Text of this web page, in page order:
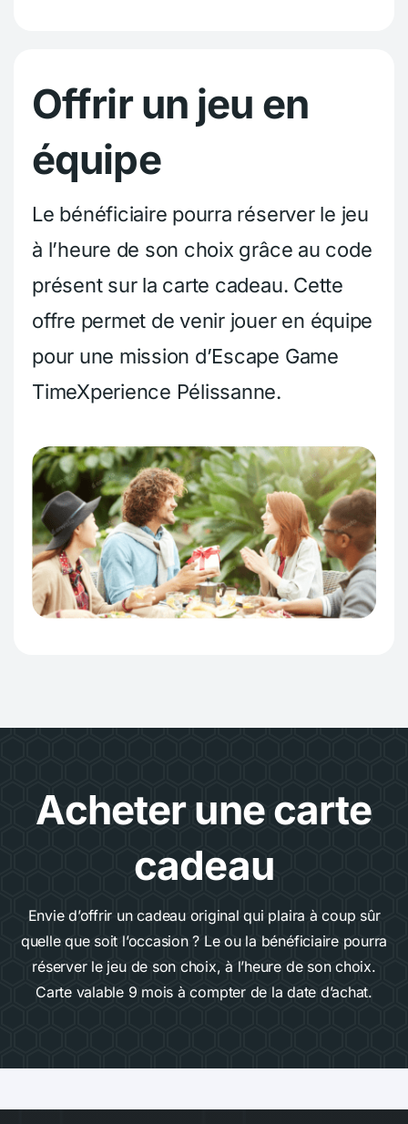
Offrir un jeu en
équipe
Le bénéficiaire pourra réserver le jeu
à l’heure de son choix grâce au code
présent sur la carte cadeau. Cette
offre permet de venir jouer en équipe
pour une mission d’Escape Game
TimeXperience Pélissanne.
Acheter une carte
cadeau
Envie d’offrir un cadeau original qui plaira à coup sûr
quelle que soit l’occasion ? Le ou la bénéficiaire pourra
réserver le jeu de son choix, à l’heure de son choix.
Carte valable 9 mois à compter de la date d’achat.